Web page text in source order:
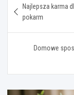
wpisu
Najlepsza karma
pokarm
Domowe